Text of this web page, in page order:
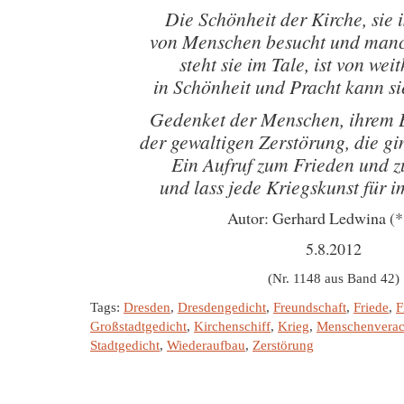
Die Schönheit der Kirche,
von Menschen besucht und
steht sie im Tale, ist von
in Schönheit und Pracht kann
Gedenket der Menschen, ihrem
der gewaltigen Zerstörung, die
Ein Aufruf zum Frieden und
und lass jede Kriegskunst für
Autor: Gerhard Ledwina
5.8.2012
(Nr. 1148 aus Band 42)
Tags: Dresden, Dresdengedicht, Freundschaft, Friede,
Großstadtgedicht, Kirchenschiff, Krieg,
Stadtgedicht, Wiederaufbau, Zerstörung